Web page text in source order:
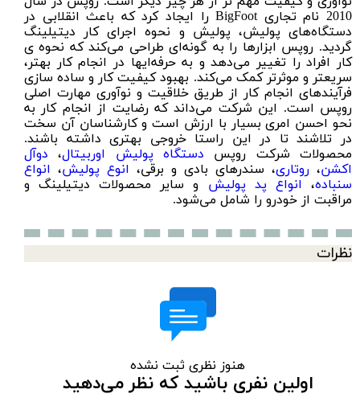
2010 نام تجاری BigFoot را ایجاد کرد که باعث انقلابی در
دستگاه‌های پولیش، پولیش و نحوه اجرای کار دیتیلینگ
گردید. روپس ابزار‌ها را به گونه‌ای طراحی می‌کند که نحوه ی
کار افراد را تغییر می‌دهد و به حرفه‌ایها در انجام کار بهتر،
سریعتر و موثرتر کمک می‌کند. بهبود کیفیت کار و ساده سازی
فرآیند‌های انجام کار از طریق خلاقیت و نوآوری مهارت اصلی
روپس است. این شرکت می‌داند که رضایت از انجام کار به
نحو احسن امری بسیار با ارزش است و کارشناسان آن سخت
در تلاشند تا در این راستا خروجی بهتری داشته باشند.
محصولات شرکت روپس دستگاه پولیش اوربیتال، دوآل
اکشن، روتاری، سندرهای بادی و برقی، انوع پولیش، انواع
سنباده، انواع پد پولیش و سایر محصولات دیتیلینگ و
مراقبت از خودرو را شامل می‌شود.
نظرات
هنوز نظری ثبت نشده
اولین نفری باشید که نظر می‌دهید